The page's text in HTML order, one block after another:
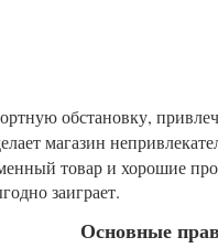
обстановку,
магазин
товар и хорошие
заиграет.
Основные